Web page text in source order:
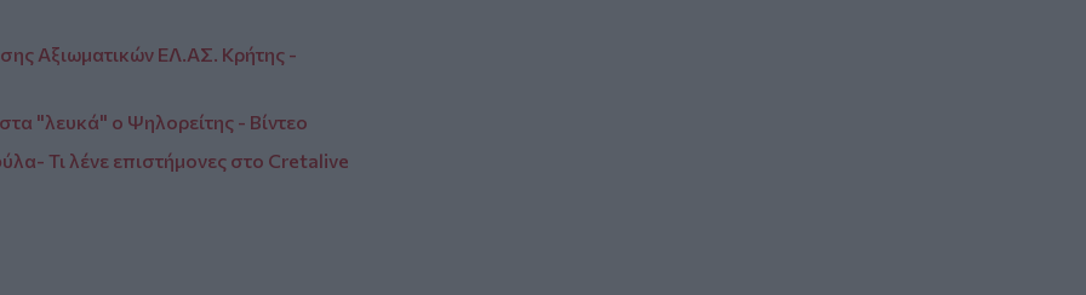
Αξιωματικών ΕΛ.ΑΣ. Κρήτης -
"λευκά" ο Ψηλορείτης - Βίντεο
Τι λένε επιστήμονες στο Cretalive